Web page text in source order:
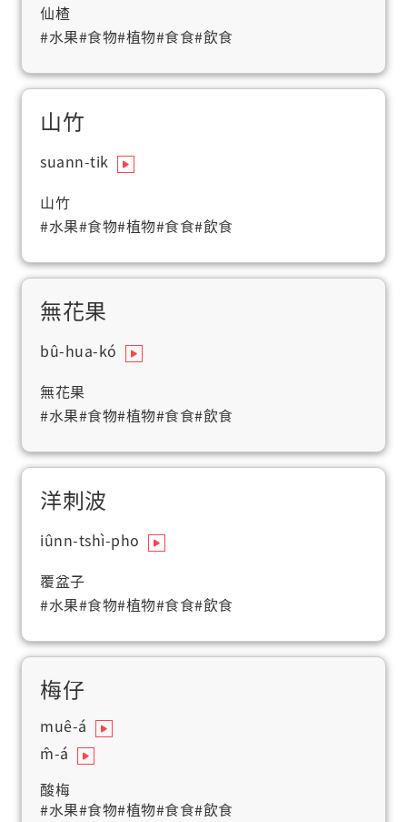
仙楂
#水果#食物#植物#食食#飲食
山竹
suann-tik
山竹
#水果#食物#植物#食食#飲食
無花果
bû-hua-kó
無花果
#水果#食物#植物#食食#飲食
洋刺波
iûnn-tshì-pho
覆盆子
#水果#食物#植物#食食#飲食
梅仔
muê-á
m̂-á
酸梅
#水果#食物#植物#食食#飲食